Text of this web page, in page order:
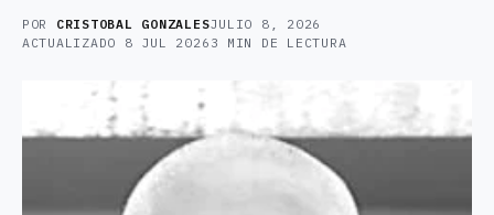
POR CRISTOBAL GONZALESJULIO 8, 2026
ACTUALIZADO 8 JUL 2026 3 MIN DE LECTURA